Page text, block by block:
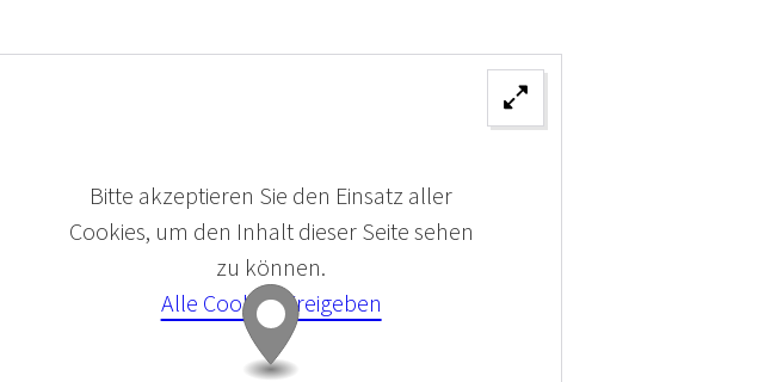
Bitte akzeptieren Sie den Einsatz aller
Cookies, um den Inhalt dieser Seite sehen
zu können.
Alle Cookies Freigeben